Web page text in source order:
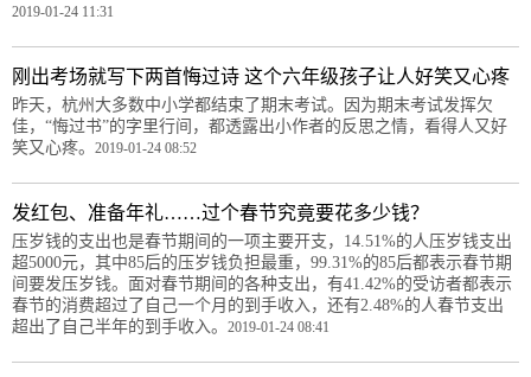
2019-01-24 11:31
刚出考场就写下两首悔过诗 这个六年级孩子让人好笑又心疼
昨天，杭州大多数中小学都结束了期末考试。因为期末考试发挥欠
佳，“悔过书”的字里行间，都透露出小作者的反思之情，看得人又好
笑又心疼。 2019-01-24 08:52
发红包、准备年礼……过个春节究竟要花多少钱？
压岁钱的支出也是春节期间的一项主要开支，14.51%的人压岁钱支出
超5000元，其中85后的压岁钱负担最重，99.31%的85后都表示春节期
间要发压岁钱。面对春节期间的各种支出，有41.42%的受访者都表示
春节的消费超过了自己一个月的到手收入，还有2.48%的人春节支出
超出了自己半年的到手收入。 2019-01-24 08:41